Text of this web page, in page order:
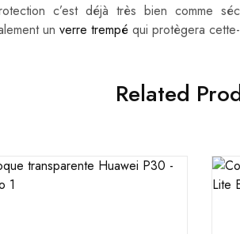
c’est déjà très bien comme
un verre trempé qui protègera
Related